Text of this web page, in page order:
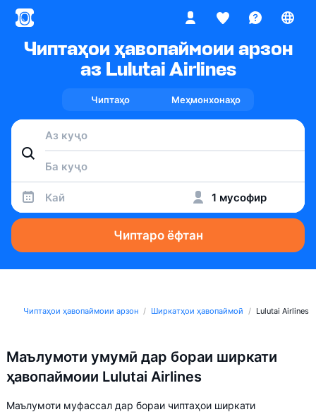
Чиптаҳои ҳавопаймоии арзон
аз Lulutai Airlines
Чиптаҳо Меҳмонхонаҳо
Кай 1 мусофир
Чиптаро ёфтан
Чиптаҳои ҳавопаймоии арзон Ширкатҳои ҳавопаймоӣ Lulutai Airlines
Маълумоти умумӣ дар бораи ширкати
ҳавопаймоии Lulutai Airlines
Маълумоти муфассал дар бораи чиптаҳои ширкати